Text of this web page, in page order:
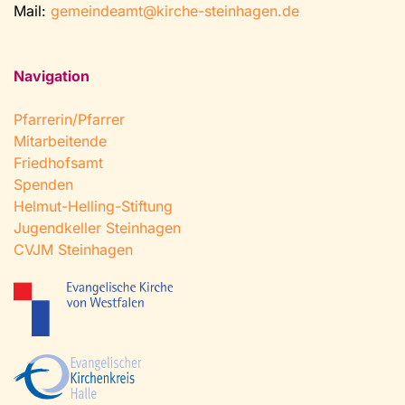
Mail: gemeindeamt@kirche-steinhagen.de
Navigation
Pfarrerin/Pfarrer
Mitarbeitende
Friedhofsamt
Spenden
Helmut-Helling-Stiftung
Jugendkeller Steinhagen
CVJM Steinhagen